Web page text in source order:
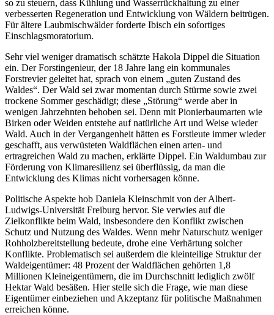
so zu steuern, dass Kühlung und Wasserrückhaltung zu einer
verbesserten Regeneration und Entwicklung von Wäldern beitrügen.
Für ältere Laubmischwälder forderte Ibisch ein sofortiges
Einschlagsmoratorium.
Sehr viel weniger dramatisch schätzte Hakola Dippel die Situation
ein. Der Forstingenieur, der 18 Jahre lang ein kommunales
Forstrevier geleitet hat, sprach von einem „guten Zustand des
Waldes“. Der Wald sei zwar momentan durch Stürme sowie zwei
trockene Sommer geschädigt; diese „Störung“ werde aber in
wenigen Jahrzehnten behoben sei. Denn mit Pionierbaumarten wie
Birken oder Weiden entstehe auf natürliche Art und Weise wieder
Wald. Auch in der Vergangenheit hätten es Forstleute immer wieder
geschafft, aus verwüsteten Waldflächen einen arten- und
ertragreichen Wald zu machen, erklärte Dippel. Ein Waldumbau zur
Förderung von Klimaresilienz sei überflüssig, da man die
Entwicklung des Klimas nicht vorhersagen könne.
Politische Aspekte hob Daniela Kleinschmit von der Albert-
Ludwigs-Universität Freiburg hervor. Sie verwies auf die
Zielkonflikte beim Wald, insbesondere den Konflikt zwischen
Schutz und Nutzung des Waldes. Wenn mehr Naturschutz weniger
Rohholzbereitstellung bedeute, drohe eine Verhärtung solcher
Konflikte. Problematisch sei außerdem die kleinteilige Struktur der
Waldeigentümer: 48 Prozent der Waldflächen gehörten 1,8
Millionen Kleineigentümern, die im Durchschnitt lediglich zwölf
Hektar Wald besäßen. Hier stelle sich die Frage, wie man diese
Eigentümer einbeziehen und Akzeptanz für politische Maßnahmen
erreichen könne.